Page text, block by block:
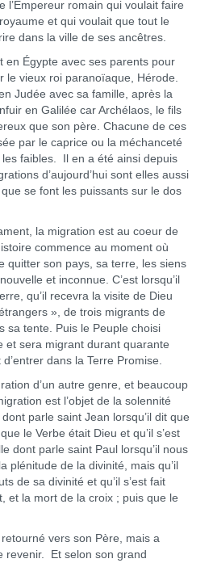
l’Empereur romain qui voulait faire
et qui voulait que tout le
dans la ville de ses ancêtres.
en Égypte avec ses parents pour
le vieux roi paranoïaque, Hérode.
Judée avec sa famille, après la
en Galilée car Archélaos, le fils
que son père. Chacune de ces
par le caprice ou la méchanceté
les faibles. Il en a été ainsi depuis
d’aujourd’hui sont elles aussi
se font les puissants sur le dos
la migration est au coeur de
commence au moment où
quitter son pays, sa terre, les siens
et inconnue. C’est lorsqu’il
qu’il recevra la visite de Dieu
», de trois migrants de
sa tente. Puis le Peuple choisi
et sera migrant durant quarante
dans la Terre Promise.
d’un autre genre, et beaucoup
est l’objet de la solennité
dont parle saint Jean lorsqu’il dit que
le Verbe était Dieu et qu’il s’est
dont parle saint Paul lorsqu’il nous
plénitude de la divinité, mais qu’il
de sa divinité et qu’il s’est fait
et la mort de la croix ; puis que le
vers son Père, mais a
revenir. Et selon son grand